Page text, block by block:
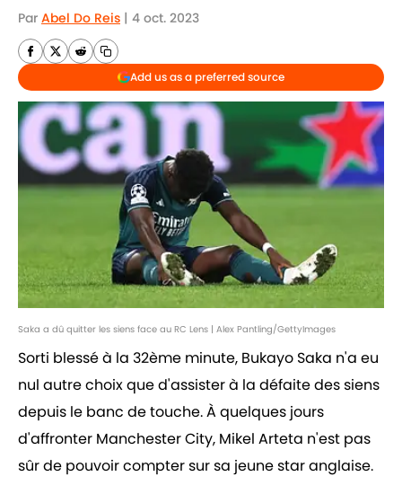
Par Abel Do Reis | 4 oct. 2023
Add us as a preferred source
Saka a dû quitter les siens face au RC Lens | Alex Pantling/GettyImages
Sorti blessé à la 32ème minute, Bukayo Saka n'a eu
nul autre choix que d'assister à la défaite des siens
depuis le banc de touche. À quelques jours
d'affronter Manchester City, Mikel Arteta n'est pas
sûr de pouvoir compter sur sa jeune star anglaise.